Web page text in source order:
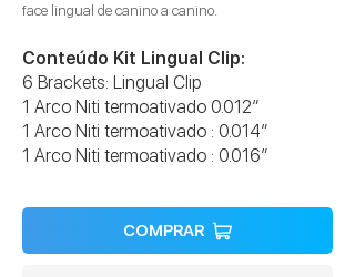
face lingual de canino a canino.
Conteúdo Kit Lingual Clip:
6 Brackets: Lingual Clip
1 Arco Niti termoativado 0.012”
1 Arco Niti termoativado : 0.014”
1 Arco Niti termoativado : 0.016”
COMPRAR